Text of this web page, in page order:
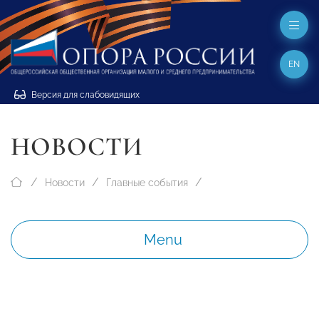
Версия для слабовидящих
EN
НОВОСТИ
Новости Главные события
Menu